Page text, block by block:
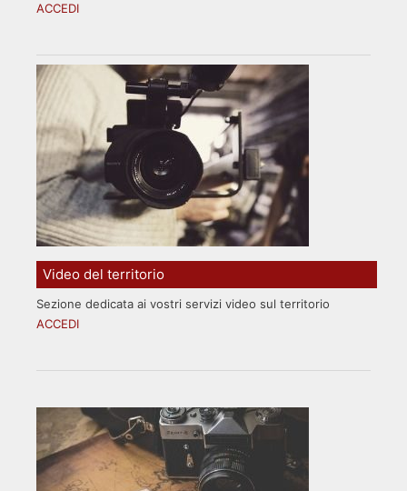
ACCEDI
Video del territorio
Sezione dedicata ai vostri servizi video sul territorio
ACCEDI